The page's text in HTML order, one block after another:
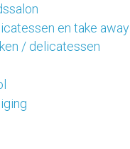
en take away
/ delicatessen